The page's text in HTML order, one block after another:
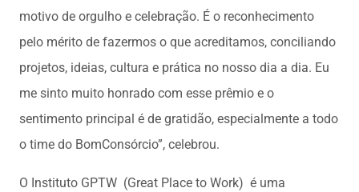
motivo de orgulho e celebração. É o reconhecimento
pelo mérito de fazermos o que acreditamos, conciliando
projetos, ideias, cultura e prática no nosso dia a dia. Eu
me sinto muito honrado com esse prêmio e o
sentimento principal é de gratidão, especialmente a todo
o time do BomConsórcio”, celebrou.
O Instituto GPTW (Great Place to Work) é uma